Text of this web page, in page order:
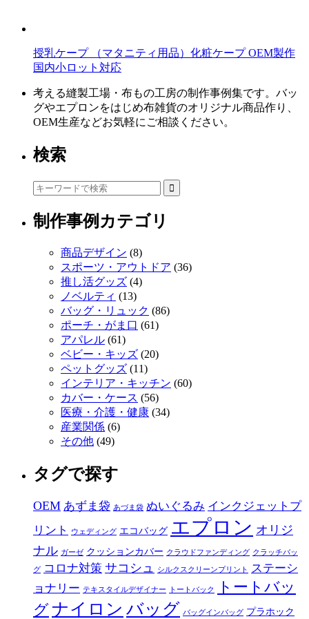
授乳ケープ （マタニティ用品）化粧ケープ OEM製作
国内小ロット対応
考える縫製工場・布もの工房の制作事例集です。バッ
グやエプロンをはじめ布雑貨のオリジナル商品作り、
OEM生産などお気軽にご相談ください。
検索
制作事例カテゴリ
商品デザイン (8)
スポーツ・アウトドア (36)
推し活グッズ (4)
ノベルティ (13)
バッグ・リュック (86)
ポーチ・がま口 (61)
アパレル (61)
ベビー・キッズ (20)
ペットグッズ (11)
インテリア・キッチン (60)
カバー・ケース (56)
医療・介護・健康 (34)
産業関係 (6)
その他 (49)
タグで探す
OEM あずま袋 あづま袋 ぬいぐるみ インクジェットプ
リント
ウェディング エコバッグ エプロン オリジ
ナル ガーゼ クッションカバー クラウドファンディング クラッチバッ
グ コロナ対策 サコシュ シルクスクリーンプリント
ステーシ
ョナリー テキスタイルデザイナー トートバック
トートバッ
グナイロン バッグ バッグインバッグ プラホック